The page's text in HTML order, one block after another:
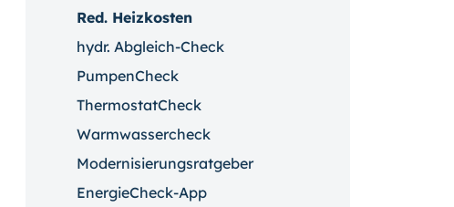
Red. Heizkosten
hydr. Abgleich-Check
PumpenCheck
ThermostatCheck
Warmwassercheck
Modernisierungsratgeber
EnergieCheck-App